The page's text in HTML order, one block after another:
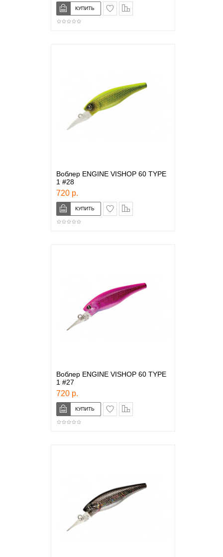
в закладки
Воблер ENGINE VISHOP 60 TYPE
1 #28
720 р.
в закладки
Воблер ENGINE VISHOP 60 TYPE
1 #27
720 р.
в закладки